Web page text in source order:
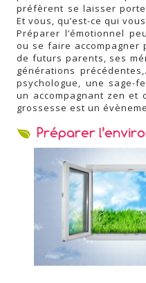
préfèrent se laisser
Et vous, qu’est-ce qui
Préparer l’émotionnel
ou se faire accompagner
de futurs parents, ses
générations
psychologue, une sage-
un accompagnant zen et
grossesse est un
Préparer